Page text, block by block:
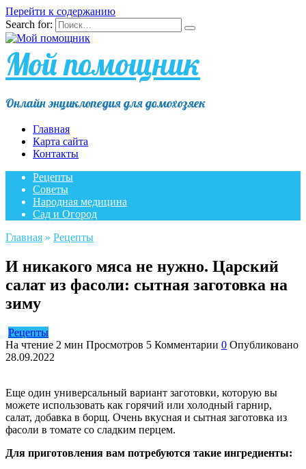
Перейти к содержанию
Search for:
Мой помощник
Онлайн энциклопедия для домохозяек
Главная
Карта сайта
Контакты
Рецепты
Советы
Народная медицина
Сад и Огород
Главная » Рецепты
И никакого мяса не нужно. Царский
салат из фасоли: сытная заготовка на
зиму
Рецепты
На чтение 2 мин Просмотров 5 Комментарии 0 Опубликовано
28.09.2022
Еще один универсальный вариант заготовки, которую вы
можете использовать как горячий или холодный гарнир,
салат, добавка в борщ. Очень вкусная и сытная заготовка из
фасоли в томате со сладким перцем.
Для приготовления вам потребуются такие ингредиенты: